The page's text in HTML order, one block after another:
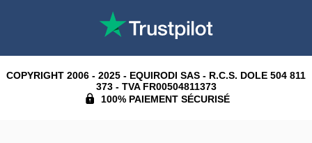
COPYRIGHT 2006 - 2025 - EQUIRODI SAS - R.C.S. DOLE 504 811
373 - TVA FR00504811373
100% PAIEMENT SÉCURISÉ